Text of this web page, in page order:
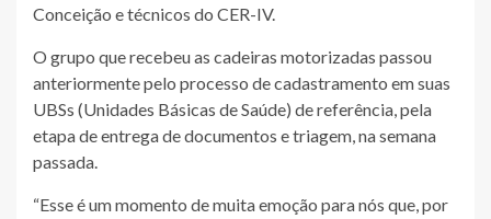
Conceição e técnicos do CER-IV.
O grupo que recebeu as cadeiras motorizadas passou
anteriormente pelo processo de cadastramento em suas
UBSs (Unidades Básicas de Saúde) de referência, pela
etapa de entrega de documentos e triagem, na semana
passada.
“Esse é um momento de muita emoção para nós que, por